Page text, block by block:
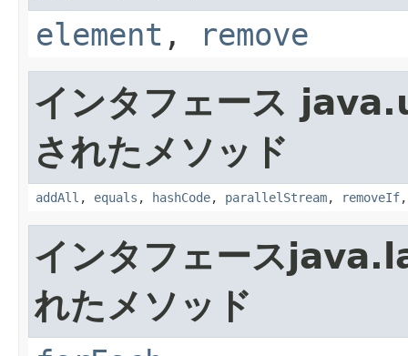
element , remove
インタフェース
されたメソッド
addAll , equals , hashCode, parallelStream, removeIf
インタフェース
れたメソッド